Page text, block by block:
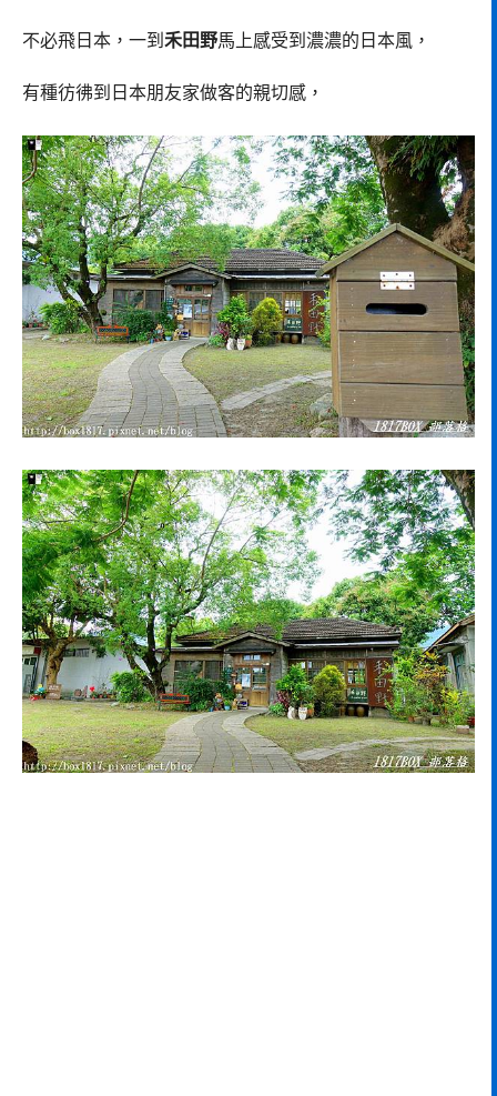
不必飛日本，一到 禾田野馬上感受到濃濃的日本風，
有種彷彿到日本朋友家做客的親切感，